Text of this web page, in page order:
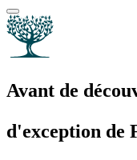
Avant de
d'exception de